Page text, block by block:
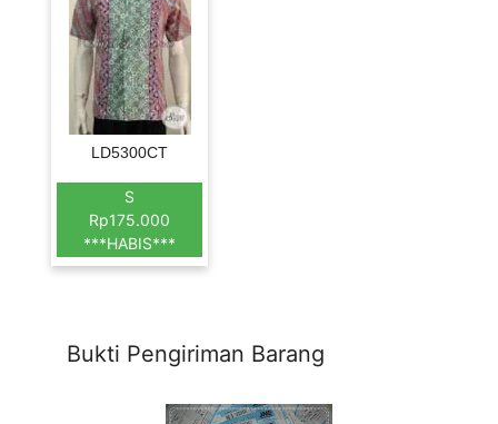
LD5300CT
S
Rp175.000
***HABIS***
Bukti Pengiriman Barang